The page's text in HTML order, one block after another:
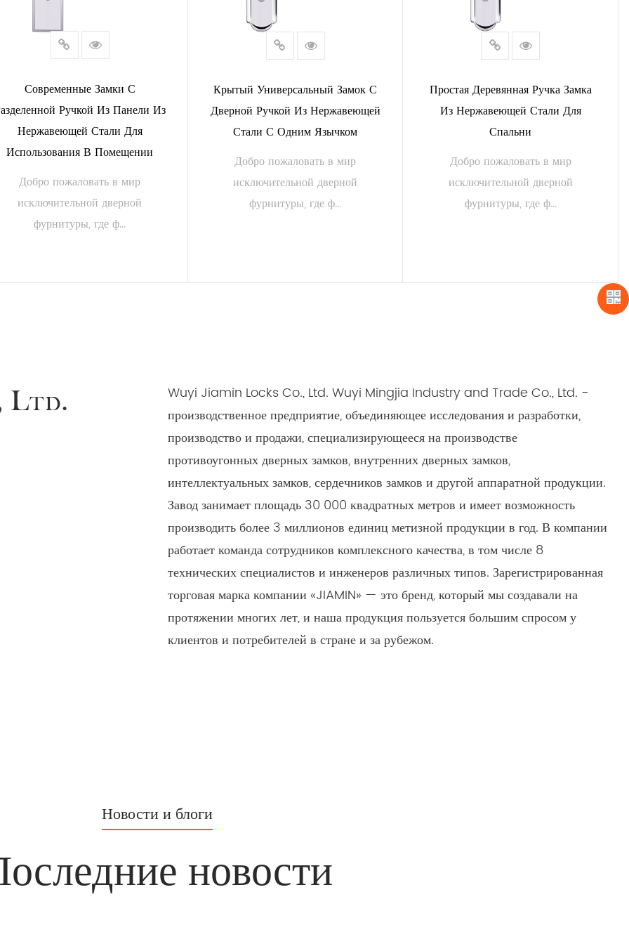
Современные Замки С
Ручкой Из Панели Из
Нержавеющей Стали Для
Использования В Помещении
Добро пожаловать в мир
исключительной дверной
фурнитуры, где ф...
Крытый Универсальный Замок С
Дверной Ручкой Из Нержавеющей
Стали С Одним Язычком
Добро пожаловать в мир
исключительной дверной
фурнитуры, где ф...
Простая Деревянная Ручка Замка
Из Нержавеющей Стали Для
Спальни
Добро пожаловать в мир
исключительной дверной
фурнитуры, где ф...
Ltd.
Wuyi Jiamin Locks Co., Ltd. Wuyi Mingjia Industry and Trade Co., Ltd. -
производственное предприятие, объединяющее исследования и разработки,
производство и продажи, специализирующееся на производстве
противоугонных дверных замков, внутренних дверных замков,
интеллектуальных замков, сердечников замков и другой аппаратной продукции.
Завод занимает площадь 30 000 квадратных метров и имеет возможность
производить более 3 миллионов единиц метизной продукции в год. В компании
работает команда сотрудников комплексного качества, в том числе 8
технических специалистов и инженеров различных типов. Зарегистрированная
торговая марка компании «JIAMIN» — это бренд, который мы создавали на
протяжении многих лет, и наша продукция пользуется большим спросом у
клиентов и потребителей в стране и за рубежом.
Новости и блоги
новости